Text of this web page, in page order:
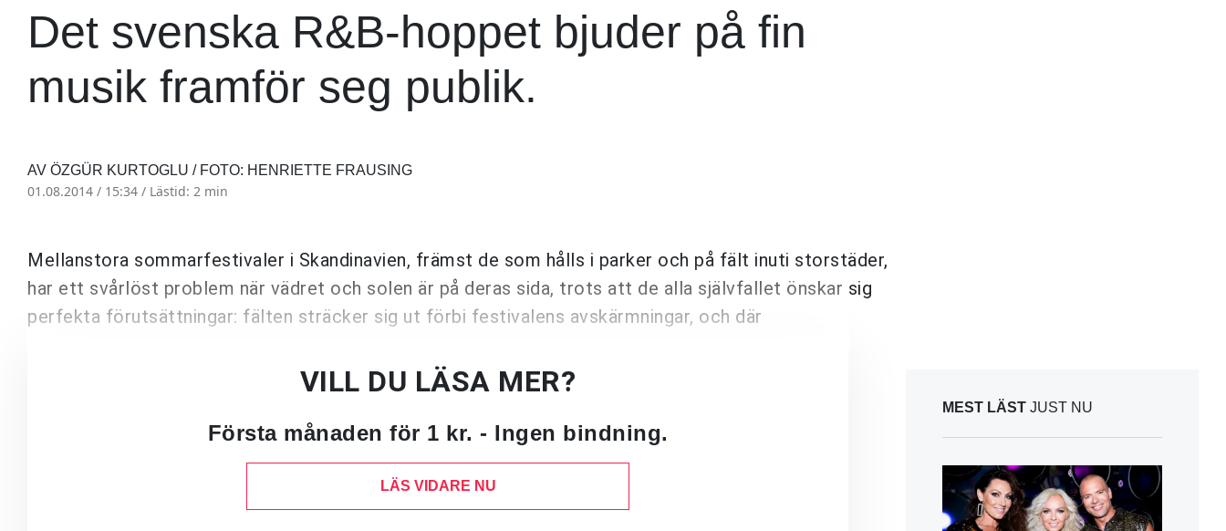
Det svenska R&B-hoppet bjuder på fin
musik framför seg publik.
AV ÖZGÜR KURTOGLU / FOTO: HENRIETTE FRAUSING
01.08.2014 / 15:34 / Lästid: 2 min
Mellanstora sommarfestivaler i Skandinavien, främst de som hålls i parker och på fält inuti storstäder,
har ett svårlöst problem när vädret och solen är på deras sida, trots att de alla självfallet önskar sig
perfekta förutsättningar: fälten sträcker sig ut förbi festivalens avskärmningar, och där
VILL DU LÄSA MER?
Första månaden för 1 kr. - Ingen bindning.
LÄS VIDARE NU
MEST LÄST JUST NU